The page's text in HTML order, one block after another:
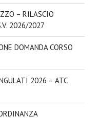
– RILASCIO
2026/2027
DOMANDA CORSO
2026 – ATC